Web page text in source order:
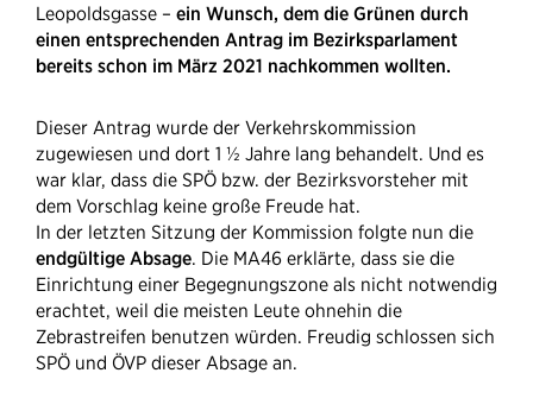
Leopoldsgasse – ein Wunsch, dem die Grünen durch
einen entsprechenden Antrag im Bezirksparlament
bereits schon im März 2021 nachkommen wollten.
Dieser Antrag wurde der Verkehrskommission
zugewiesen und dort 1 ½ Jahre lang behandelt. Und es
war klar, dass die SPÖ bzw. der Bezirksvorsteher mit
dem Vorschlag keine große Freude hat.
In der letzten Sitzung der Kommission folgte nun die
endgültige Absage. Die MA46 erklärte, dass sie die
Einrichtung einer Begegnungszone als nicht notwendig
erachtet, weil die meisten Leute ohnehin die
Zebrastreifen benutzen würden. Freudig schlossen sich
SPÖ und ÖVP dieser Absage an.